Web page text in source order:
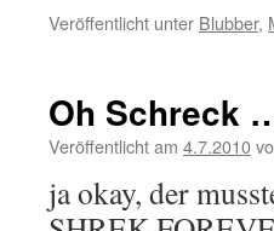
Veröffentlicht unter Blubber,
Oh Schreck
Veröffentlicht am 4.7.2010
ja okay, der